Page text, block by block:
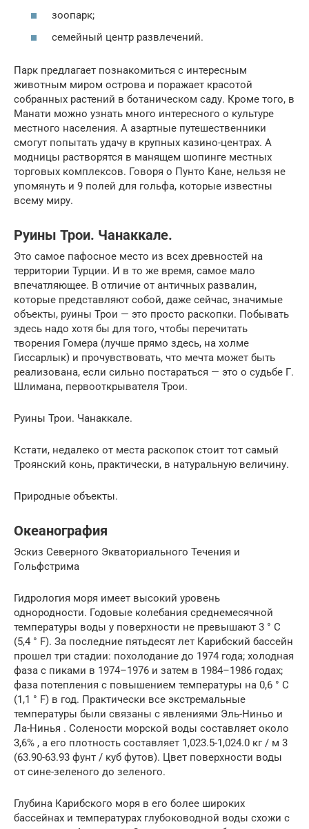
зоопарк;
семейный центр развлечений.
Парк предлагает познакомиться с интересным
животным миром острова и поражает красотой
собранных растений в ботаническом саду. Кроме того, в
Манати можно узнать много интересного о культуре
местного населения. А азартные путешественники
смогут попытать удачу в крупных казино-центрах. А
модницы растворятся в манящем шопинге местных
торговых комплексов. Говоря о Пунто Кане, нельзя не
упомянуть и 9 полей для гольфа, которые известны
всему миру.
Руины Трои. Чанаккале.
Это самое пафосное место из всех древностей на
территории Турции. И в то же время, самое мало
впечатляющее. В отличие от античных развалин,
которые представляют собой, даже сейчас, значимые
объекты, руины Трои — это просто раскопки. Побывать
здесь надо хотя бы для того, чтобы перечитать
творения Гомера (лучше прямо здесь, на холме
Гиссарлык) и прочувствовать, что мечта может быть
реализована, если сильно постараться — это о судьбе Г.
Шлимана, первооткрывателя Трои.
Руины Трои. Чанаккале.
Кстати, недалеко от места раскопок стоит тот самый
Троянский конь, практически, в натуральную величину.
Природные объекты.
Океанография
Эскиз Северного Экваториального Течения и
Гольфстрима
Гидрология моря имеет высокий уровень
однородности. Годовые колебания среднемесячной
температуры воды у поверхности не превышают 3 ° C
(5,4 ° F). За последние пятьдесят лет Карибский бассейн
прошел три стадии: похолодание до 1974 года; холодная
фаза с пиками в 1974–1976 и затем в 1984–1986 годах;
фаза потепления с повышением температуры на 0,6 ° C
(1,1 ° F) в год. Практически все экстремальные
температуры были связаны с явлениями Эль-Ниньо и
Ла-Нинья . Солености морской воды составляет около
3,6% , а его плотность составляет 1,023.5-1,024.0 кг / м 3
(63.90-63.93 фунт / куб футов). Цвет поверхности воды
от сине-зеленого до зеленого.
Глубина Карибского моря в его более широких
бассейнах и температурах глубоководной воды схожи с